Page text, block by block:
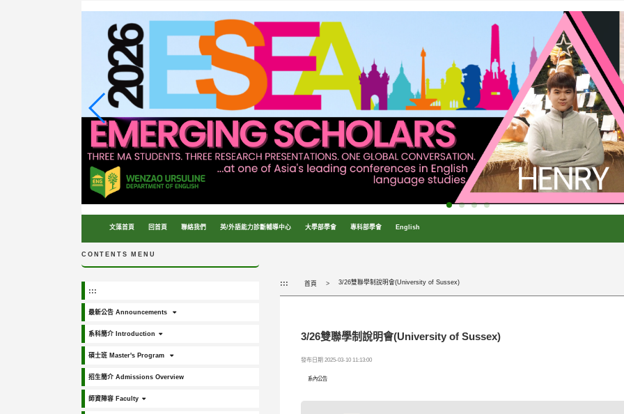
文藻首頁 回首頁 聯絡我們 英/外語能力診斷輔導中心 大學部學會 專科部學會 English
CONTENTS MENU
:::
最新公告 Announcements
系科簡介 Introduction
碩士班 Master's Program
招生簡介 Admissions Overview
師資陣容 Faculty
::: 首頁 3/26雙聯學制說明會(University of Sussex)
3/26雙聯學制說明會(University of Sussex)
發布日期 2025-03-10 11:13:00
系內公告